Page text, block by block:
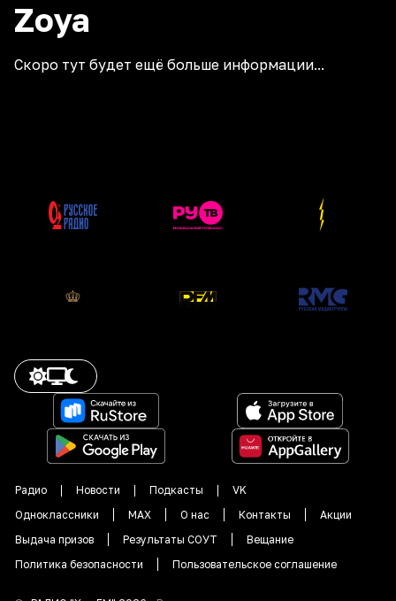
Zoya
Скоро тут будет ещё больше информации...
Радио Новости Подкасты
VK
Одноклассники
MAX О нас Контакты
Акции
Выдача призов
Результаты СОУТ
Вещание
Политика безопасности
Пользовательское соглашение